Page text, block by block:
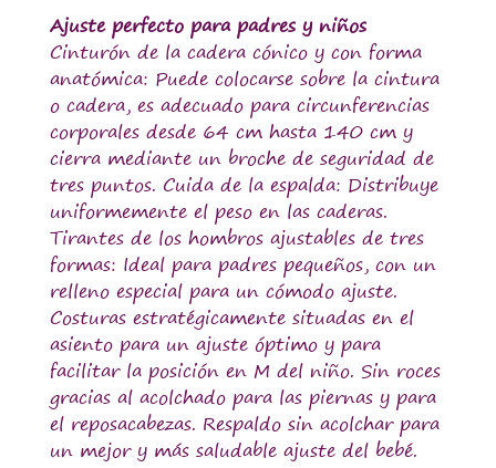
Ajuste perfecto para padres y niños
Cinturón de la cadera cónico y con forma
anatómica: Puede colocarse sobre la cintura
o cadera, es adecuado para circunferencias
corporales desde 64 cm hasta 140 cm y
cierra mediante un broche de seguridad de
tres puntos. Cuida de la espalda: Distribuye
uniformemente el peso en las caderas.
Tirantes de los hombros ajustables de tres
formas: Ideal para padres pequeños, con un
relleno especial para un cómodo ajuste.
Costuras estratégicamente situadas en el
asiento para un ajuste óptimo y para
facilitar la posición en M del niño. Sin roces
gracias al acolchado para las piernas y para
el reposacabezas. Respaldo sin acolchar para
un mejor y más saludable ajuste del bebé.